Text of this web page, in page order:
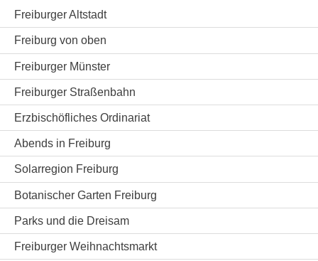
Freiburger Altstadt
Freiburg von oben
Freiburger Münster
Freiburger Straßenbahn
Erzbischöfliches Ordinariat
Abends in Freiburg
Solarregion Freiburg
Botanischer Garten Freiburg
Parks und die Dreisam
Freiburger Weihnachtsmarkt